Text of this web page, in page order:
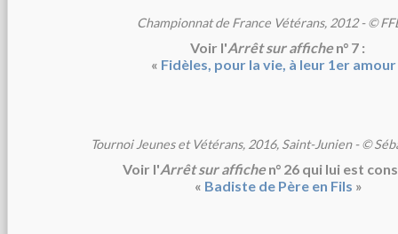
Championnat de France Vétérans, 2012 - ©
Voir l'Arrêt sur affichen° 7 :
« Fidèles, pour la vie, à leur 1er amour
Tournoi Jeunes et Vétérans, 2016, Saint-Junien - ©
Voir l'Arrêt sur affichen° 26 qui lui est
« Badiste de Père en Fils »